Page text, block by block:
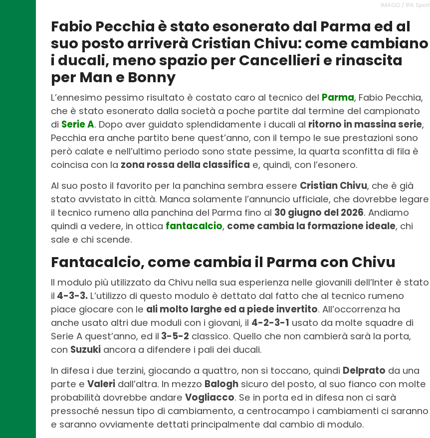
IMAGO / IPA Sport
Fabio Pecchia è stato esonerato dal Parma ed al
suo posto arriverà Cristian Chivu: come cambiano
i ducali, meno spazio per Cancellieri e rinascita
per Man e Bonny
L’ennesimo pessimo risultato è costato caro al tecnico del Parma, Fabio Pecchia,
che è stato esonerato dalla società a poche partite dal termine del campionato
di Serie A. Dopo aver guidato splendidamente i ducali al ritorno in massina serie,
Pecchia era anche partito bene quest’anno, con il tempo le sue prestazioni sono
però calate e nell’ultimo periodo sono state pessime, la quarta sconfitta di fila è
coincisa con la zona rossa della classifica e, quindi, con l’esonero.
Al suo posto il favorito per la panchina sembra essere Cristian Chivu, che è già
stato avvistato in città. Manca solamente l’annuncio ufficiale, che dovrebbe legare
il tecnico rumeno alla panchina del Parma fino al 30 giugno del 2026. Andiamo
quindi a vedere, in ottica fantacalcio, come cambia la formazione ideale, chi
sale e chi scende.
Fantacalcio, come cambia il Parma con Chivu
Il modulo più utilizzato da Chivu nella sua esperienza nelle giovanili dell’Inter è stato
il 4-3-3. L’utilizzo di questo modulo è dettato dal fatto che al tecnico rumeno
piace giocare con le ali molto larghe ed a piede invertito. All’occorrenza ha
anche usato altri due moduli con i giovani, il 4-2-3-1 usato da molte squadre di
Serie A quest’anno, ed il 3-5-2 classico. Quello che non cambierà sarà la porta,
con Suzuki ancora a difendere i pali dei ducali.
In difesa i due terzini, giocando a quattro, non si toccano, quindi Delprato da una
parte e Valeri dall’altra. In mezzo Balogh sicuro del posto, al suo fianco con molte
probabilità dovrebbe andare Vogliacco. Se in porta ed in difesa non ci sarà
pressoché nessun tipo di cambiamento, a centrocampo i cambiamenti ci saranno
e saranno ovviamente dettati principalmente dal cambio di modulo.